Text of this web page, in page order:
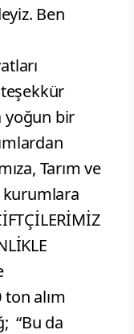
Ben
teşekkür
yoğun bir
Tarım ve
kurumlara
alım
“Bu da